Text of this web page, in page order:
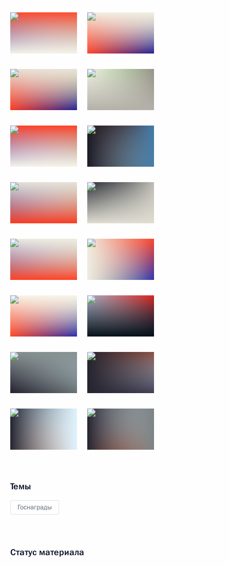
Темы
Госнаграды
Статус материала